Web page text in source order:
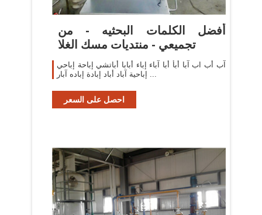
أفضل الكلمات البحثيه - من
تجميعي - منتديات مسك الغلا
آب أب اب آبا أبأ أبا آباء إباء أبابا أباتشي إباحة إباحي
إباحية آباد أباد إبادة إباده آبار ...
احصل على السعر